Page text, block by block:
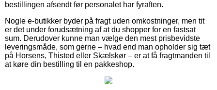
bestillingen afsendt før personalet har fyraften.
Nogle e-butikker byder på fragt uden omkostninger, men tit
er det under forudsætning af at du shopper for en fastsat
sum. Derudover kunne man vælge den mest prisbevidste
leveringsmåde, som gerne – hvad end man opholder sig tæt
på Horsens, Thisted eller Skælskør – er at få fragtmanden til
at køre din bestilling til en pakkeshop.